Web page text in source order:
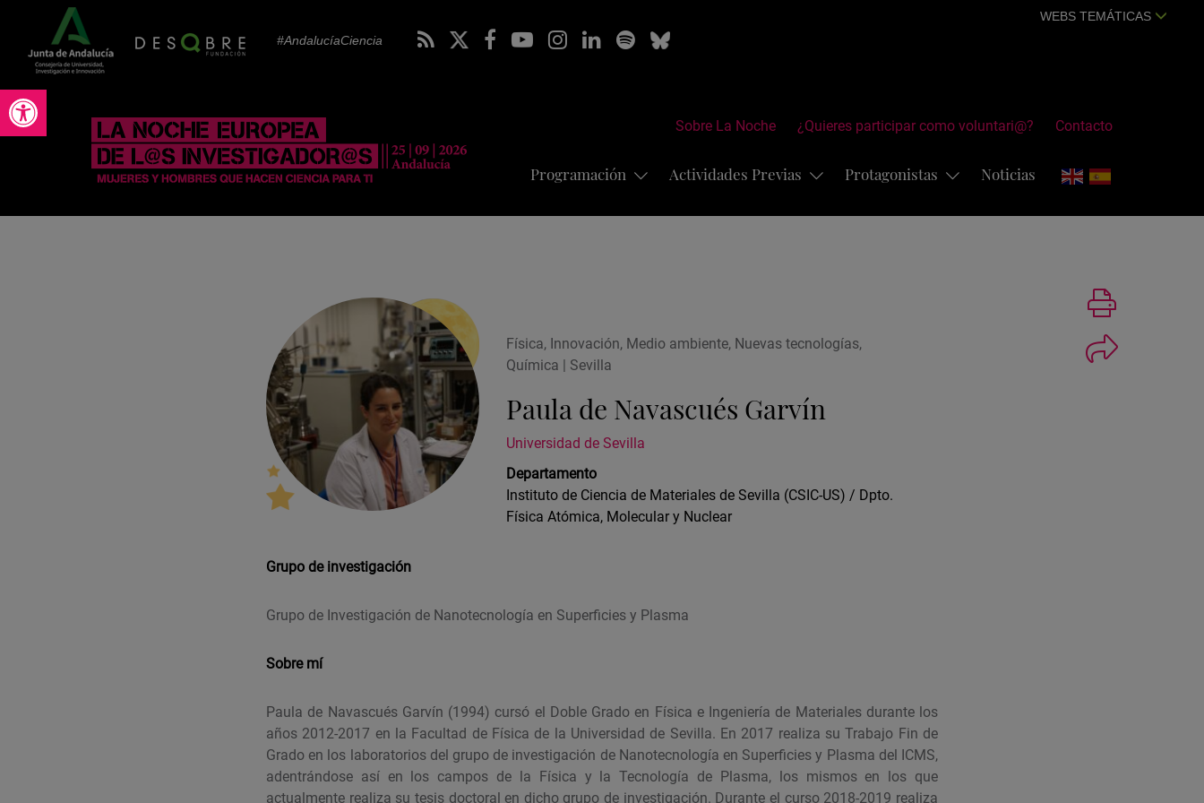
Abrir barra de herramientas
#AndalucíaCiencia
WEBS TEMÁTICAS
Sobre La Noche ¿Quieres participar como voluntari@? Contacto
Programación Actividades Previas Protagonistas Noticias
Física, Innovación, Medio ambiente, Nuevas tecnologías,
Química | Sevilla
Paula de Navascués Garvín
Universidad de Sevilla
Departamento
Instituto de Ciencia de Materiales de Sevilla (CSIC-US) / Dpto.
Física Atómica, Molecular y Nuclear
Grupo de investigación
Grupo de Investigación de Nanotecnología en Superficies y Plasma
Sobre mí
Paula de Navascués Garvín (1994) cursó el Doble Grado en Física e Ingeniería de Materiales durante los
años 2012-2017 en la Facultad de Física de la Universidad de Sevilla. En 2017 realiza su Trabajo Fin de
Grado en los laboratorios del grupo de investigación de Nanotecnología en Superficies y Plasma del ICMS,
adentrándose así en los campos de la Física y la Tecnología de Plasma, los mismos en los que
actualmente realiza su tesis doctoral en dicho grupo de investigación. Durante el curso 2018-2019 realiza